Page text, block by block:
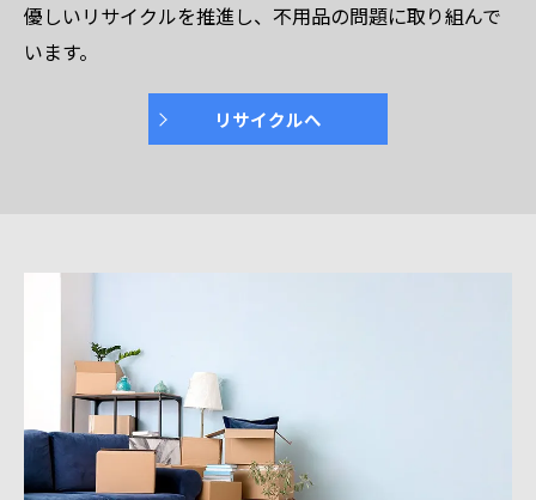
優しいリサイクルを推進し、不用品の問題に取り組んで
います。
リサイクルへ